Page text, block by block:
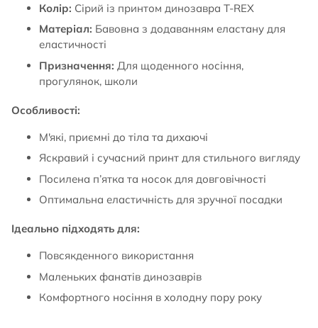
Колір: Сірий із принтом динозавра T-REX
Матеріал: Бавовна з додаванням еластану для
еластичності
Призначення: Для щоденного носіння,
прогулянок, школи
Особливості:
М'які, приємні до тіла та дихаючі
Яскравий і сучасний принт для стильного вигляду
Посилена п’ятка та носок для довговічності
Оптимальна еластичність для зручної посадки
Ідеально підходять для:
Повсякденного використання
Маленьких фанатів динозаврів
Комфортного носіння в холодну пору року